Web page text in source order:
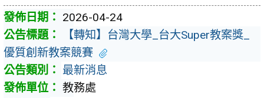
2026-04-24
【轉知】台灣大學_台大Super教案獎_
優質創新教案競賽
最新消息
教務處